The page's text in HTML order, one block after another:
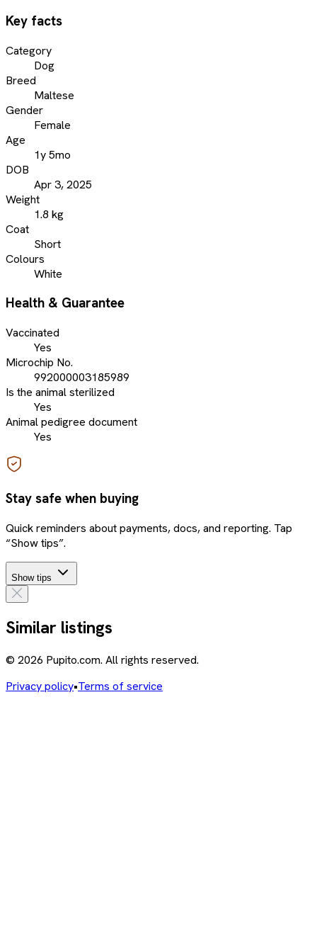
Key facts
Category
Dog
Breed
Maltese
Gender
Female
Age
1y 5mo
DOB
Apr 3, 2025
Weight
1.8 kg
Coat
Short
Colours
White
Health & Guarantee
Vaccinated
Yes
Microchip No.
992000003185989
Is the animal sterilized
Yes
Animal pedigree document
Yes
Stay safe when buying
Quick reminders about payments, docs, and reporting. Tap
“Show tips”.
Show tips
Similar listings
© 2026 Pupito.com. All rights reserved.
Privacy policy•Terms of service